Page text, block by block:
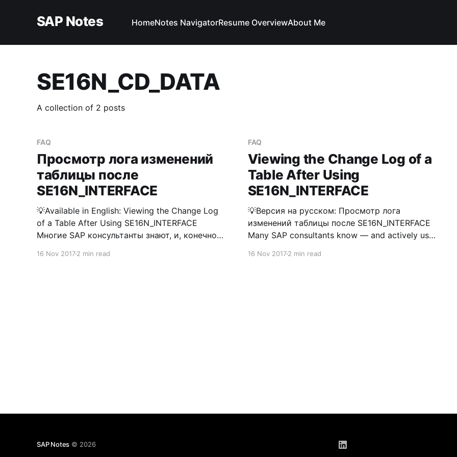
SAP Notes HomeNotes NavigatorResume OverviewAbout Me
SE16N_CD_DATA
A collection of 2 posts
FAQ
Просмотр лога изменений
таблицы после
SE16N_INTERFACE
💡Available in English: Viewing the Change Log
of a Table After Using SE16N_INTERFACE
Многие SAP консультанты знают, и, конечно
16 Nov 20172 min read
FAQ
Viewing the Change Log of a
Table After Using
SE16N_INTERFACE
💡Версия на русском: Просмотр лога
изменений таблицы после SE16N_INTERFACE
Many SAP consultants know — and actively use
16 Nov 20172 min read
SAP Notes © 2026